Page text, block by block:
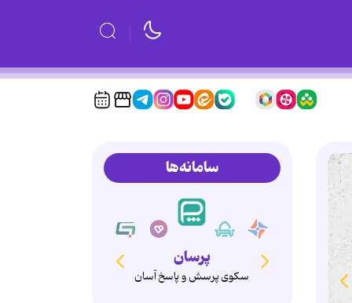
سامانه‌ها
همدم
انتخاب آگاهانه، ازدواج پایدار